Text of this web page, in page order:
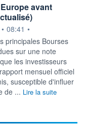
avant
• 08:41 •
principales Bourses
sur une note
les investisseurs
mensuel officiel
susceptible d'influer
de ... Lire la suite